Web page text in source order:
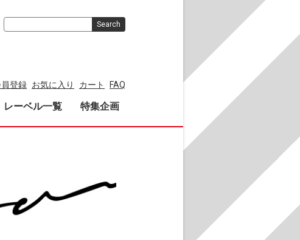
登録 お気に入り カート FAQ
レーベル一覧 特集企画
Search